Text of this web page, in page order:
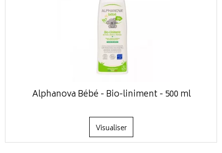
Alphanova Bébé - Bio-liniment - 500 ml
Visualiser